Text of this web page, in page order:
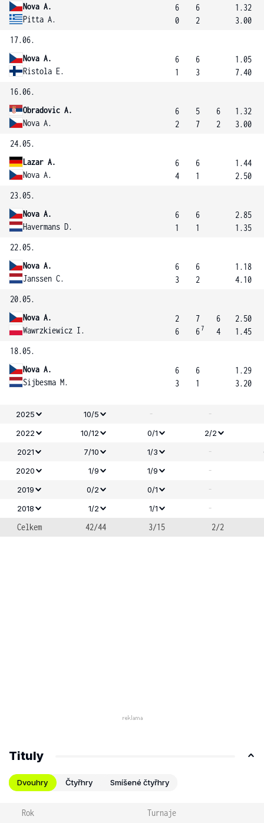
Nova A.
Pitta A.
6
0
6
2
1.32
3.00
17.06.
Nova A.
Ristola E.
6
1
6
3
1.05
7.40
16.06.
Obradovic A.
Nova A.
6
2
5
7
6
2
1.32
3.00
24.05.
Lazar A.
Nova A.
6
4
6
1
1.44
2.50
23.05.
Nova A.
Havermans D.
6
1
6
1
2.85
1.35
22.05.
Nova A.
Janssen C.
6
3
6
2
1.18
4.10
20.05.
Nova A.
Wawrzkiewicz I.
2
6
7
67
6
4
2.50
1.45
18.05.
Nova A.
Sijbesma M.
6
3
6
1
1.29
3.20
2025 10/5 - -
2022 10/12 0/1
2/2
2021
7/10 1/3 -
2020
1/9 1/9 -
2019 0/2 0/1 -
2018 1/2 1/1
-
Celkem
42/44 3/15 2/2
Tituly
Dvouhry Čtyřhry Smíšené čtyřhry
Rok Turnaje